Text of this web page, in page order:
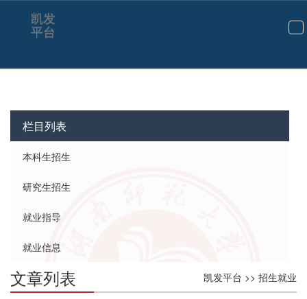
招生就业-凯发平台
切
航
凯发
平台
栏目列表
本科生招生
研究生招生
就业指导
就业信息
凯发平台 >> 招生就业
文章列表